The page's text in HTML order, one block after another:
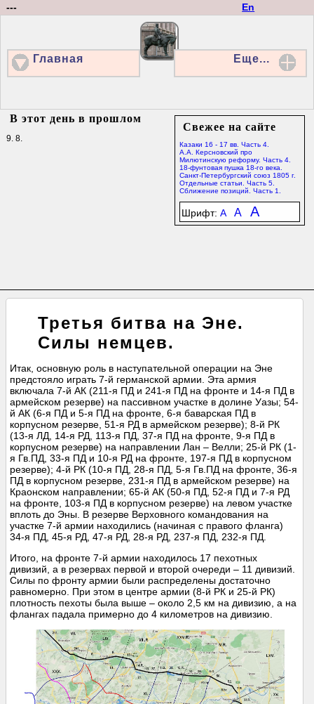
En
---
Главная Еще...
Свежее на сайте
Казаки 16 - 17 вв. Часть 4.
А.А. Керсновский про
Милютинскую реформу. Часть 4.
18-фунтовая пушка 18-го века.
Санкт-Петербургский союз 1805 г.
Отдельные статьи. Часть 5.
Сближение позиций. Часть 1.
Шрифт: A A A
В этот день в прошлом
9. 8.
Третья битва на Эне.
Силы немцев.
Итак, основную роль в наступательной операции на Эне
предстояло играть 7-й германской армии. Эта армия
включала 7-й АК (211-я ПД и 241-я ПД на фронте и 14-я ПД в
армейском резерве) на пассивном участке в долине Уазы; 54-
й АК (6-я ПД и 5-я ПД на фронте, 6-я баварская ПД в
корпусном резерве, 51-я РД в армейском резерве); 8-й РК
(13-я ЛД, 14-я РД, 113-я ПД, 37-я ПД на фронте, 9-я ПД в
корпусном резерве) на направлении Лан – Велли; 25-й РК (1-
я Гв.ПД, 33-я ПД и 10-я РД на фронте, 197-я ПД в корпусном
резерве); 4-й РК (10-я ПД, 28-я ПД, 5-я Гв.ПД на фронте, 36-я
ПД в корпусном резерве, 231-я ПД в армейском резерве) на
Краонском направлении; 65-й АК (50-я ПД, 52-я ПД и 7-я РД
на фронте, 103-я ПД в корпусном резерве) на левом участке
вплоть до Эны. В резерве Верховного командования на
участке 7-й армии находились (начиная с правого фланга)
34-я ПД, 45-я РД, 47-я РД, 28-я РД, 237-я ПД, 232-я ПД.
Итого, на фронте 7-й армии находилось 17 пехотных
дивизий, а в резервах первой и второй очереди – 11 дивизий.
Силы по фронту армии были распределены достаточно
равномерно. При этом в центре армии (8-й РК и 25-й РК)
плотность пехоты была выше – около 2,5 км на дивизию, а на
флангах падала примерно до 4 километров на дивизию.